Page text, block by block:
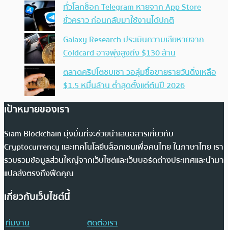
ทั่วโลกช็อก Telegram หายจาก App Store
ชั่วคราว ก่อนกลับมาใช้งานได้ปกติ
Galaxy Research ประเมินความเสียหายจาก
Coldcard อาจพุ่งสูงถึง $130 ล้าน
ตลาดคริปโตซบเซา วอลุ่มซื้อขายรายวันดิ่งเหลือ
$1.5 หมื่นล้าน ต่ำสุดตั้งแต่ต้นปี 2026
เป้าหมายของเรา
Siam Blockchain มุ่งมั่นที่จะช่วยนำเสนอสารเกี่ยวกับ
Cryptocurrency และเทคโนโลยีบล็อกเชนเพื่อคนไทย ในภาษาไทย เรา
รวบรวมข้อมูลส่วนใหญ่จากเว็บไซต์และเว็บบอร์ดต่างประเทศและนำมา
แปลส่งตรงถึงฟีดคุณ
เกี่ยวกับเว็บไซต์นี้
ทีมงาน
ติดต่อเรา